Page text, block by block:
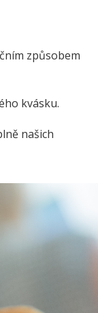
způsobem
kvásku.
našich